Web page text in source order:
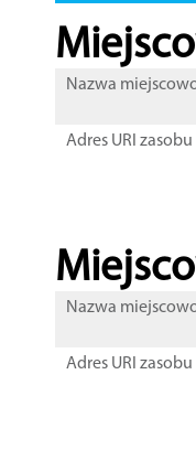
Nazwa
Adres URI zasobu
Nazwa
Adres URI zasobu